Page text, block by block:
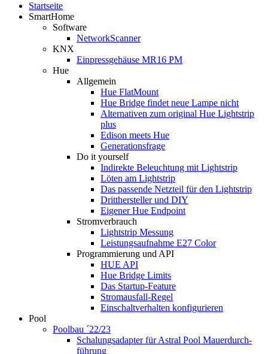
Startseite
SmartHome
Software
NetworkScanner
KNX
Einpressgehäuse MR16 PM
Hue
Allgemein
Hue FlatMount
Hue Bridge findet neue Lampe nicht
Alternativen zum original Hue Lightstrip
plus
Edison meets Hue
Generationsfrage
Do it yourself
Indirekte Beleuchtung mit Lightstrip
Löten am Lightstrip
Das passende Netzteil für den Lightstrip
Dritthersteller und DIY
Eigener Hue Endpoint
Stromverbrauch
Lightstrip Messung
Leistungsaufnahme E27 Color
Programmierung und API
HUE API
Hue Bridge Limits
Das Startup-Feature
Stromausfall-Regel
Einschaltverhalten konfigurieren
Pool
Poolbau ´22/23
Schalungs­adapter für Astral Pool Mauer­durch­
führung